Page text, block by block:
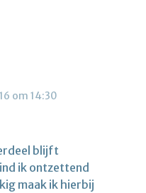
om 14:30
blijft
ik ontzettend
maak ik hierbij